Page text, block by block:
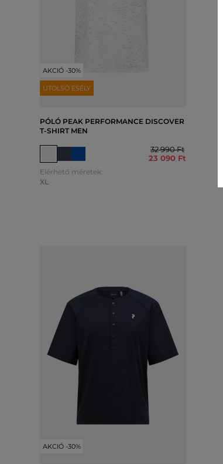
AKCIÓ -30%
UTOLSÓ ESÉLY
PÓLÓ PEAK PERFORMANCE DISCOVER
T-SHIRT MEN
32 990 Ft
23 090 Ft
Elérhető méretek:
XL
AKCIÓ -30%